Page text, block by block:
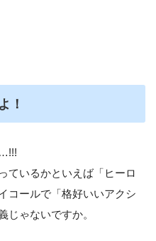
！
ているかといえば「ヒーロ
コールで「格好いいアクシ
じゃないですか。